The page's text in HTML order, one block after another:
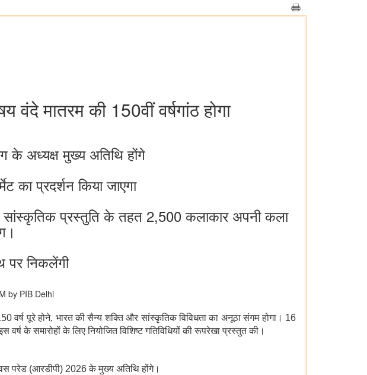
मातरम की 150वीं वर्षगांठ होगा
के अध्यक्ष मुख्य अतिथि होंगे
का प्रदर्शन किया जाएगा
प्रस्तुति के तहत 2,500 कलाकार अपनी कला
पर निकलेंगी
by PIB Delhi
वर्ष पूरे होने, भारत की सैन्य शक्ति और सांस्कृतिक विविधता का अनूठा संगम होगा। 16
के समारोहों के लिए नियोजित विशिष्ट गतिविधियों की रूपरेखा प्रस्तुत की।
परेड (आरडीपी) 2026 के मुख्य अतिथि होंगे।